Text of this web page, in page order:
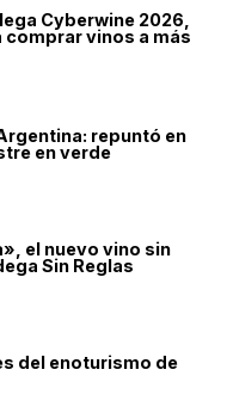
Cyberwine 2026,
vinos a más
repuntó en
en verde
el nuevo vino sin
Sin Reglas
del enoturismo de